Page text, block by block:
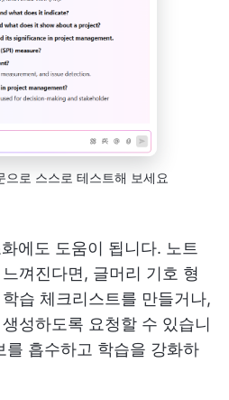
로 스스로 테스트해 보세요
에도 도움이 됩니다. 노트
껴진다면, 글머리 기호 형
습 체크리스트를 만들거나,
성하도록 요청할 수 있습니
를 흡수하고 학습을 강화하